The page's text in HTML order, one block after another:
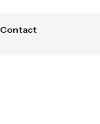
Contact